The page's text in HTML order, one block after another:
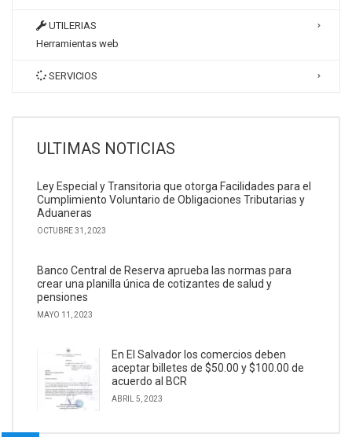
UTILERIAS
Herramientas web
SERVICIOS
ULTIMAS NOTICIAS
Ley Especial y Transitoria que otorga Facilidades para el
Cumplimiento Voluntario de Obligaciones Tributarias y
Aduaneras
OCTUBRE 31, 2023
Banco Central de Reserva aprueba las normas para
crear una planilla única de cotizantes de salud y
pensiones
MAYO 11, 2023
En El Salvador los comercios deben
aceptar billetes de $50.00 y $100.00 de
acuerdo al BCR
ABRIL 5, 2023